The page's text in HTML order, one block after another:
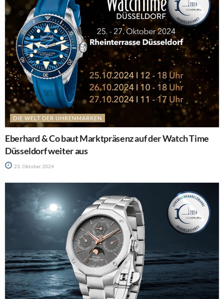
DIE WELT DER UHRENMARKEN
Eberhard & Co baut Marktpräsenz auf der Watch Time
Düsseldorf weiter aus
23. Oktober 2024